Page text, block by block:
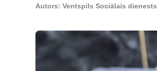
Autors: Ventspils Sociālais dienests